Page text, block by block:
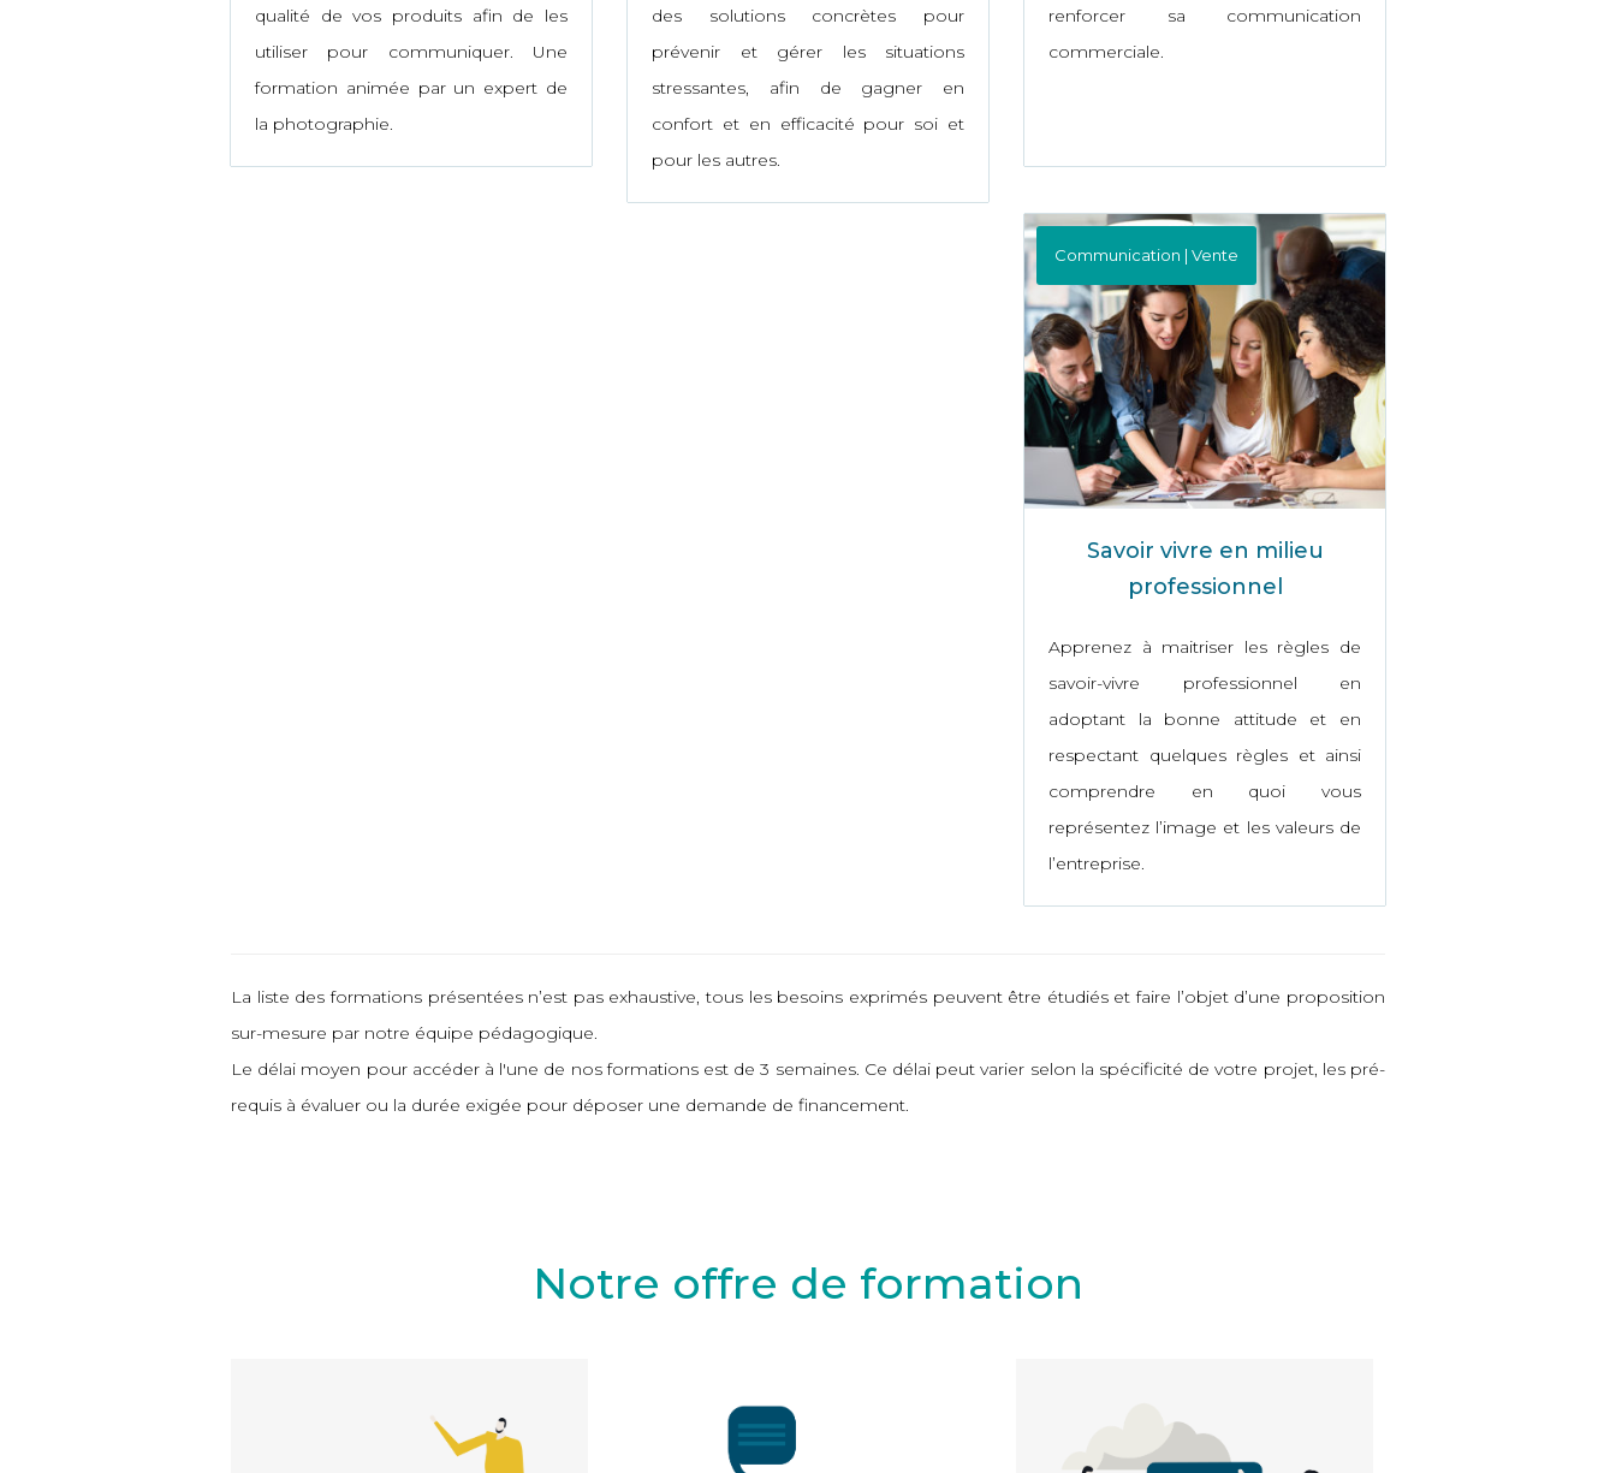
qualité de vos produits afin de les
utiliser pour communiquer. Une
formation animée par un expert de
la photographie.
des solutions concrètes pour
prévenir et gérer les situations
stressantes, afin de gagner en
confort et en efficacité pour soi et
pour les autres.
renforcer sa communication
commerciale.
Communication | Vente
Savoir vivre en milieu
professionnel
Apprenez à maitriser les règles de
savoir-vivre professionnel en
adoptant la bonne attitude et en
respectant quelques règles et ainsi
comprendre en quoi vous
représentez l’image et les valeurs de
l’entreprise.
La liste des formations présentées n’est pas exhaustive, tous les besoins exprimés peuvent être étudiés et faire l’objet d’une proposition
sur-mesure par notre équipe pédagogique.
Le délai moyen pour accéder à l'une de nos formations est de 3 semaines. Ce délai peut varier selon la spécificité de votre projet, les pré-
requis à évaluer ou la durée exigée pour déposer une demande de financement.
Notre offre de formation